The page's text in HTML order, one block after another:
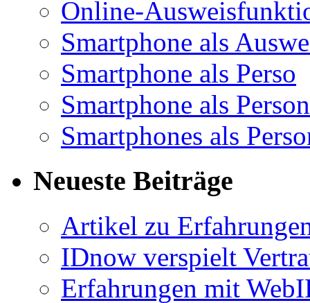
Online-
Smartphone als
Smartphone als Perso
Smartphone als
Smartphones als
Neueste Beiträge
Artikel zu
IDnow verspielt
Erfahrungen mit